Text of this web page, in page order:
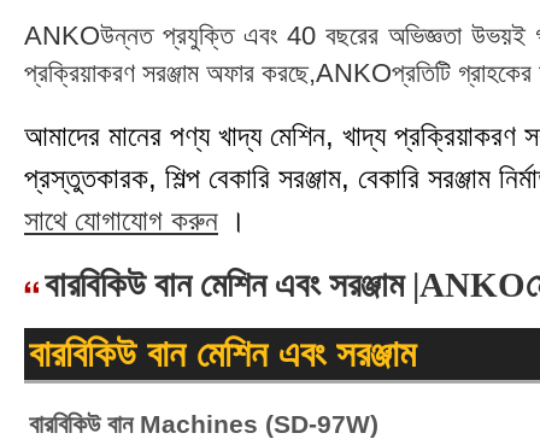
ANKOউন্নত প্রযুক্তি এবং 40 বছরের অভিজ্ঞতা উভয়ই
প্রক্রিয়াকরণ সরঞ্জাম অফার করছে,ANKOপ্রতিটি গ্রাহকের
আমাদের মানের পণ্য খাদ্য মেশিন, খাদ্য প্রক্রিয়াকরণ
প্রস্তুতকারক, শিল্প বেকারি সরঞ্জাম, বেকারি সরঞ্জাম
সাথে যোগাযোগ করুন ।
বারবিকিউ বান মেশিন এবং সরঞ্জাম
বারবিকিউ বান মেশিন এবং সরঞ্জাম
বারবিকিউ বান Machines (SD-97W)